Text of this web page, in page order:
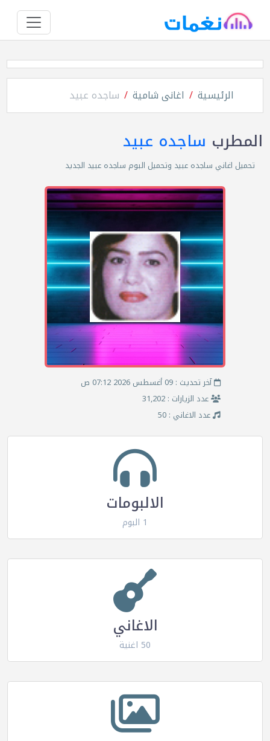
الرئيسية اغانى شامية ساجده عبيد
المطرب ساجده عبيد
تحميل اغاني ساجده عبيد وتحميل البوم ساجده عبيد الجديد
آخر تحديث : 09 أغسطس 2026 07:12 ص
عدد الزيارات : 31,202
عدد الاغاني : 50
الالبومات
1 البوم
الاغاني
50 اغنية